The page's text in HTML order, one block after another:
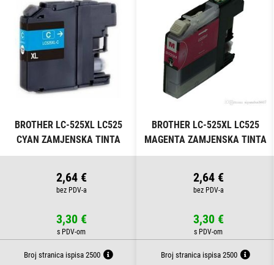
BROTHER LC-525XL LC525
CYAN ZAMJENSKA TINTA
2,64 €
3,30 €
Broj stranica ispisa 2500
BROTHER LC-525XL LC525
MAGENTA ZAMJENSKA TINTA
2,64 €
3,30 €
Broj stranica ispisa 2500